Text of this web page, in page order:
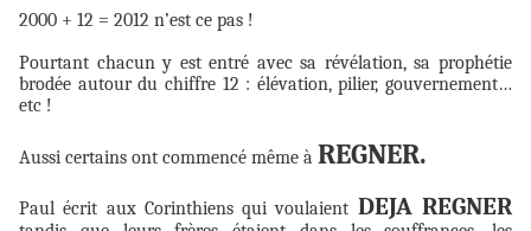
2000 + 12 = 2012 n’est ce pas !
Pourtant chacun y est entré avec sa révélation, sa prophétie
brodée autour du chiffre 12 : élévation, pilier, gouvernement…
etc !
Aussi certains ont commencé même à REGNER.
Paul écrit aux Corinthiens qui voulaient DEJA REGNER